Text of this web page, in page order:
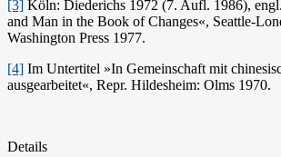
[3] Köln: Diederichs 1972 (7. Aufl. 1986),
and Man in the Book of Changes«, Seattle-
Washington Press 1977.
[4] Im Untertitel »In Gemeinschaft mit
ausgearbeitet«, Repr. Hildesheim: Olms 1970.
Details